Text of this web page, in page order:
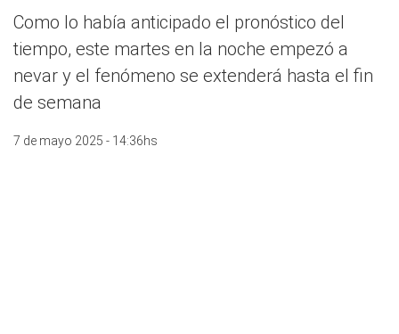
Como lo había anticipado el pronóstico del
tiempo, este martes en la noche empezó a
nevar y el fenómeno se extenderá hasta el fin
de semana
7 de mayo 2025 - 14:36hs